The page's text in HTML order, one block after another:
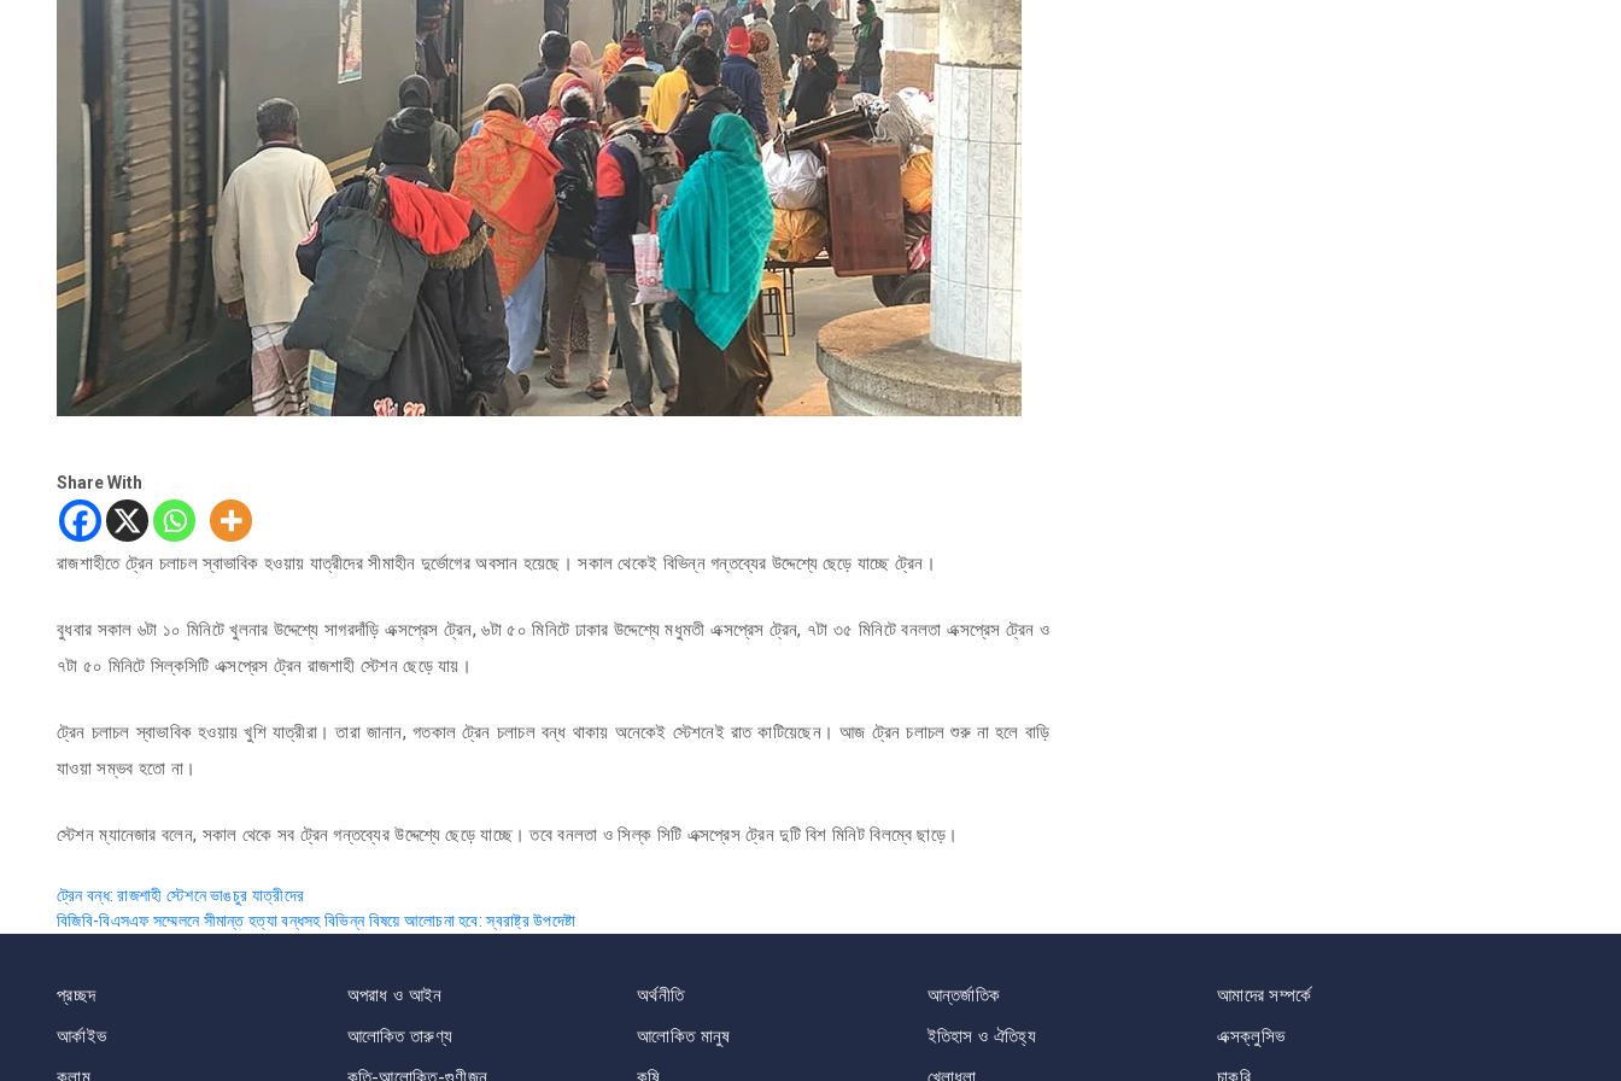
Share With
রাজশাহীতে ট্রেন চলাচল স্বাভাবিক হওয়ায় যাত্রীদের সীমাহীন দুর্ভোগের অবসান হয়েছে। সকাল থেকেই বিভিন্ন গন্তব্যের উদ্দেশ্যে ছেড়ে যাচ্ছে ট্রেন।
বুধবার সকাল ৬টা ১০ মিনিটে খুলনার উদ্দেশ্যে সাগরদাঁড়ি এক্সপ্রেস ট্রেন, ৬টা ৫০ মিনিটে ঢাকার উদ্দেশ্যে মধুমতী এক্সপ্রেস ট্রেন, ৭টা ৩৫ মিনিটে বনলতা এক্সপ্রেস ট্রেন ও
৭টা ৫০ মিনিটে সিল্কসিটি এক্সপ্রেস ট্রেন রাজশাহী স্টেশন ছেড়ে যায়।
ট্রেন চলাচল স্বাভাবিক হওয়ায় খুশি যাত্রীরা। তারা জানান, গতকাল ট্রেন চলাচল বন্ধ থাকায় অনেকেই স্টেশনেই রাত কাটিয়েছেন। আজ ট্রেন চলাচল শুরু না হলে বাড়ি
যাওয়া সম্ভব হতো না।
স্টেশন ম্যানেজার বলেন, সকাল থেকে সব ট্রেন গন্তব্যের উদ্দেশ্যে ছেড়ে যাচ্ছে। তবে বনলতা ও সিল্ক সিটি এক্সপ্রেস ট্রেন দুটি বিশ মিনিট বিলম্বে ছাড়ে।
Post
navigation
ট্রেন বন্ধ: রাজশাহী স্টেশনে ভাঙচুর যাত্রীদের
বিজিবি-বিএসএফ সম্মেলনে সীমান্ত হত্যা বন্ধসহ বিভিন্ন বিষয়ে আলোচনা হবে: স্বরাষ্ট্র উপদেষ্টা
প্রচ্ছদ অপরাধ ও আইন অর্থনীতি আন্তর্জাতিক
আমাদের সম্পর্কে
আর্কাইভ
আলোকিত তারুণ্য আলোকিত মানুষ ইতিহাস ও ঐতিহ্য
এক্সক্লুসিভ